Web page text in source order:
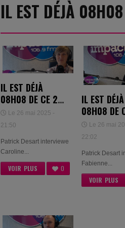
IL EST DÉJÀ
IL EST DÉJÀ
08H08 DE CE 21
MAI 2025 -
CAROLINE
Le 26 mai 2025 -
21:50
Patrick Desart interviewe
Caroline...
VOIR PLUS 0
IL EST DÉJÀ
08H08 DE
MAI 2025 -
FABIENNE
Le 26 mai
22:02
Patrick Desart
Fabienne...
VOIR PLUS